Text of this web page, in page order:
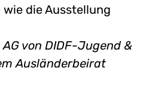
die Ausstellung
von DIDF-Jugend &
Ausländerbeirat